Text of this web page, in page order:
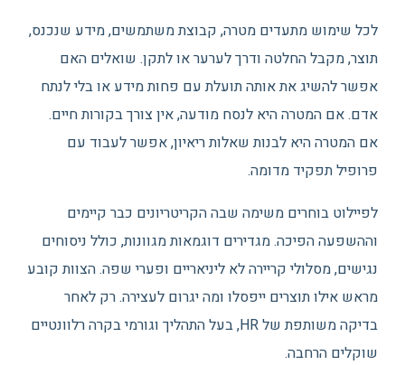
לכל שימוש מתעדים מטרה, קבוצת משתמשים, מידע שנכנס,
תוצר, מקבל החלטה ודרך לערער או לתקן. שואלים האם
אפשר להשיג את אותה תועלת עם פחות מידע או בלי לנתח
אדם. אם המטרה היא לנסח מודעה, אין צורך בקורות חיים.
אם המטרה היא לבנות שאלות ריאיון, אפשר לעבוד עם
פרופיל תפקיד מדומה.
לפיילוט בוחרים משימה שבה הקריטריונים כבר קיימים
וההשפעה הפיכה. מגדירים דוגמאות מגוונות, כולל ניסוחים
נגישים, מסלולי קריירה לא ליניאריים ופערי שפה. הצוות קובע
מראש אילו תוצרים ייפסלו ומה יגרום לעצירה. רק לאחר
בדיקה משותפת של HR, בעל התהליך וגורמי בקרה רלוונטיים
שוקלים הרחבה.